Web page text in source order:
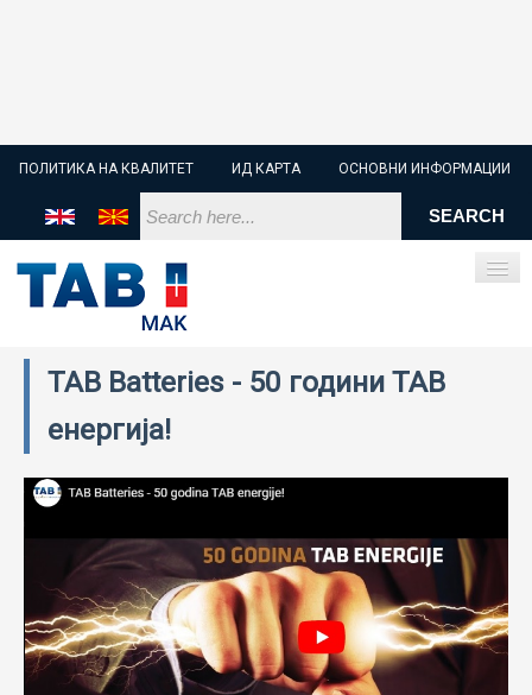
ПОЛИТИКА НА КВАЛИТЕТ ИД КАРТА ОСНОВНИ ИНФОРМАЦИИ
ПОЧЕТНА
ECOMOTION
СПОРТ
НОВОСТИ
TAB Batteries - 50 години TAB
енергија!